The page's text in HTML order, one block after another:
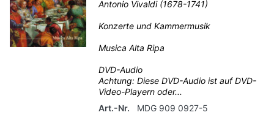
Antonio Vivaldi (1678-1741)
Konzerte und Kammermusik
Musica Alta Ripa
DVD-Audio
Achtung: Diese DVD-Audio ist auf DVD-
Video-Playern oder...
Art.-Nr.
MDG 909 0927-5